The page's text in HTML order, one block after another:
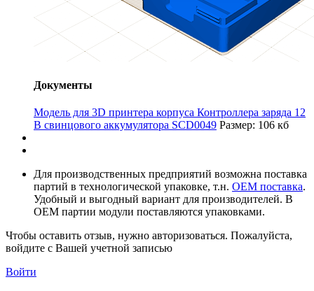
Документы
Модель для 3D принтера корпуса Контроллера заряда 12
В свинцового аккумулятора SCD0049 Размер: 106 кб
Для производственных предприятий возможна поставка
партий в технологической упаковке, т.н. OEM поставка.
Удобный и выгодный вариант для производителей. В
OEM партии модули поставляются упаковками.
Чтобы оставить отзыв, нужно авторизоваться. Пожалуйста,
войдите с Вашей учетной записью
Войти